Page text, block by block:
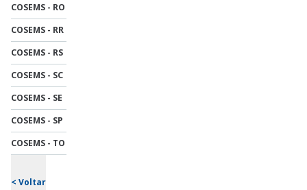
COSEMS - RO
COSEMS - RR
COSEMS - RS
COSEMS - SC
COSEMS - SE
COSEMS - SP
COSEMS - TO
< Voltar